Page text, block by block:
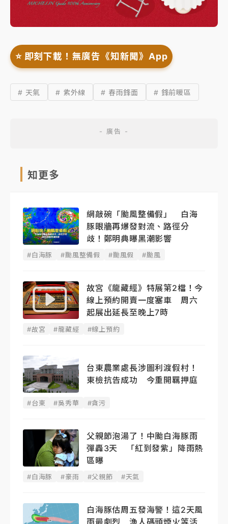
⭐️ 即刻下載！無廣告《知新聞》App
# 天氣 # 紫外線 # 春雨鋒面 # 鋒前暖區
知更多
網敲碗「颱風整備假」 白海
豚眼牆再爆發對流、路徑分
歧！鄭明典曝黑潮影響
#白海豚 #颱風整備假 #颱風假 #颱風
故宮《龍藏經》特展第2檔！今
線上預約開賣一度塞車 周六
起展出延長至晚上7時
#故宮 #龍藏經 #線上預約
台東農業處長涉圖利渡假村！
東檢抗告成功 今重開羈押庭
#台東 #吳秀華 #貪污
父親節泡湯了！中颱白海豚雨
彈轟3天 「紅到發紫」降雨熱
區曝
#白海豚 #豪雨 #父親節 #天氣
白海豚估周五發海警！這2天風
雨最劇烈 漁人碼頭煙火等活